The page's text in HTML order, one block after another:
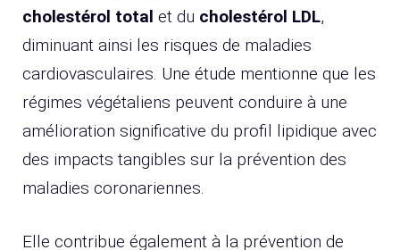
cholestérol total et du cholestérol LDL,
diminuant ainsi les risques de maladies
cardiovasculaires. Une étude mentionne que les
régimes végétaliens peuvent conduire à une
amélioration significative du profil lipidique avec
des impacts tangibles sur la prévention des
maladies coronariennes.
Elle contribue également à la prévention de